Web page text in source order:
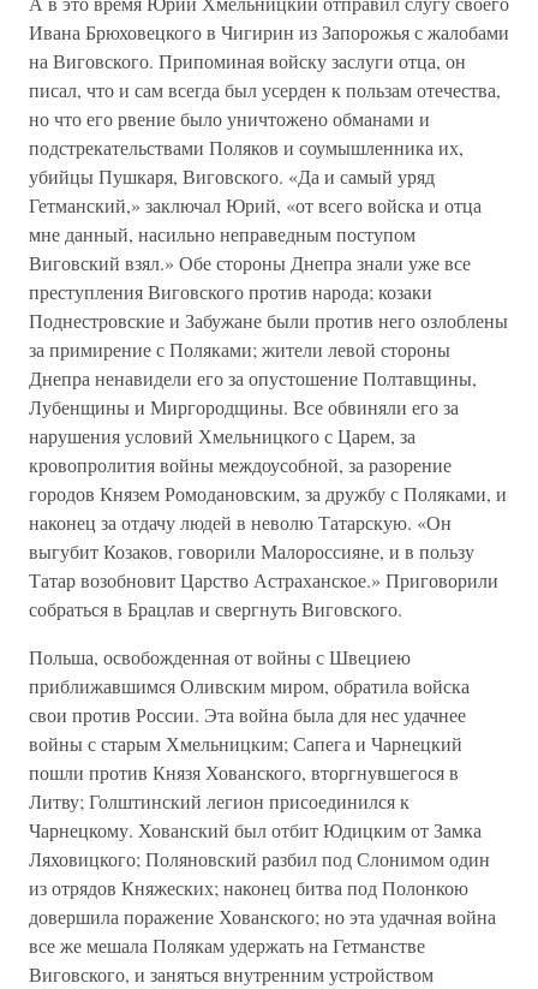
Ивана Брюховецкого в Чигирин из Запорожья с жалобами
на Виговского. Припоминая войску заслуги отца, он
писал, что и сам всегда был усерден к пользам отечества,
но что его рвение было уничтожено обманами и
подстрекательствами Поляков и соумышленника их,
убийцы Пушкаря, Виговского. «Да и самый уряд
Гетманский,» заключал Юрий, «от всего войска и отца
мне данный, насильно неправедным поступом
Виговский взял.» Обе стороны Днепра знали уже все
преступления Виговского против народа; козаки
Поднестровские и Забужане были против него озлоблены
за примирение с Поляками; жители левой стороны
Днепра ненавидели его за опустошение Полтавщины,
Лубенщины и Миргородщины. Все обвиняли его за
нарушения условий Хмельницкого с Царем, за
кровопролития войны междоусобной, за разорение
городов Князем Ромодановским, за дружбу с Поляками, и
наконец за отдачу людей в неволю Татарскую. «Он
выгубит Козаков, говорили Малороссияне, и в пользу
Татар возобновит Царство Астраханское.» Приговорили
собраться в Брацлав и свергнуть Виговского.
Польша, освобожденная от войны с Швециею
приближавшимся Оливским миром, обратила войска
свои против России. Эта война была для нес удачнее
войны с старым Хмельницким; Сапега и Чарнецкий
пошли против Князя Хованского, вторгнувшегося в
Литву; Голштинский легион присоединился к
Чарнецкому. Хованский был отбит Юдицким от Замка
Ляховицкого; Поляновский разбил под Слонимом один
из отрядов Княжеских; наконец битва под Полонкою
довершила поражение Хованского; но эта удачная война
все же мешала Полякам удержать на Гетманстве
Виговского, и заняться внутренним устройством